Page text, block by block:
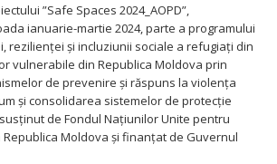
finale
ale
Proiectului
”Safe
Spaces
2024”
”Safe Spaces 2024_AOPD”,
ianuarie-martie 2024, parte a programului
rezilienței și incluziunii sociale a refugiați din
vulnerabile din Republica Moldova prin
de prevenire și răspuns la violența
și consolidarea sistemelor de protecție
de Fondul Națiunilor Unite pentru
Republica Moldova și finanțat de Guvernul